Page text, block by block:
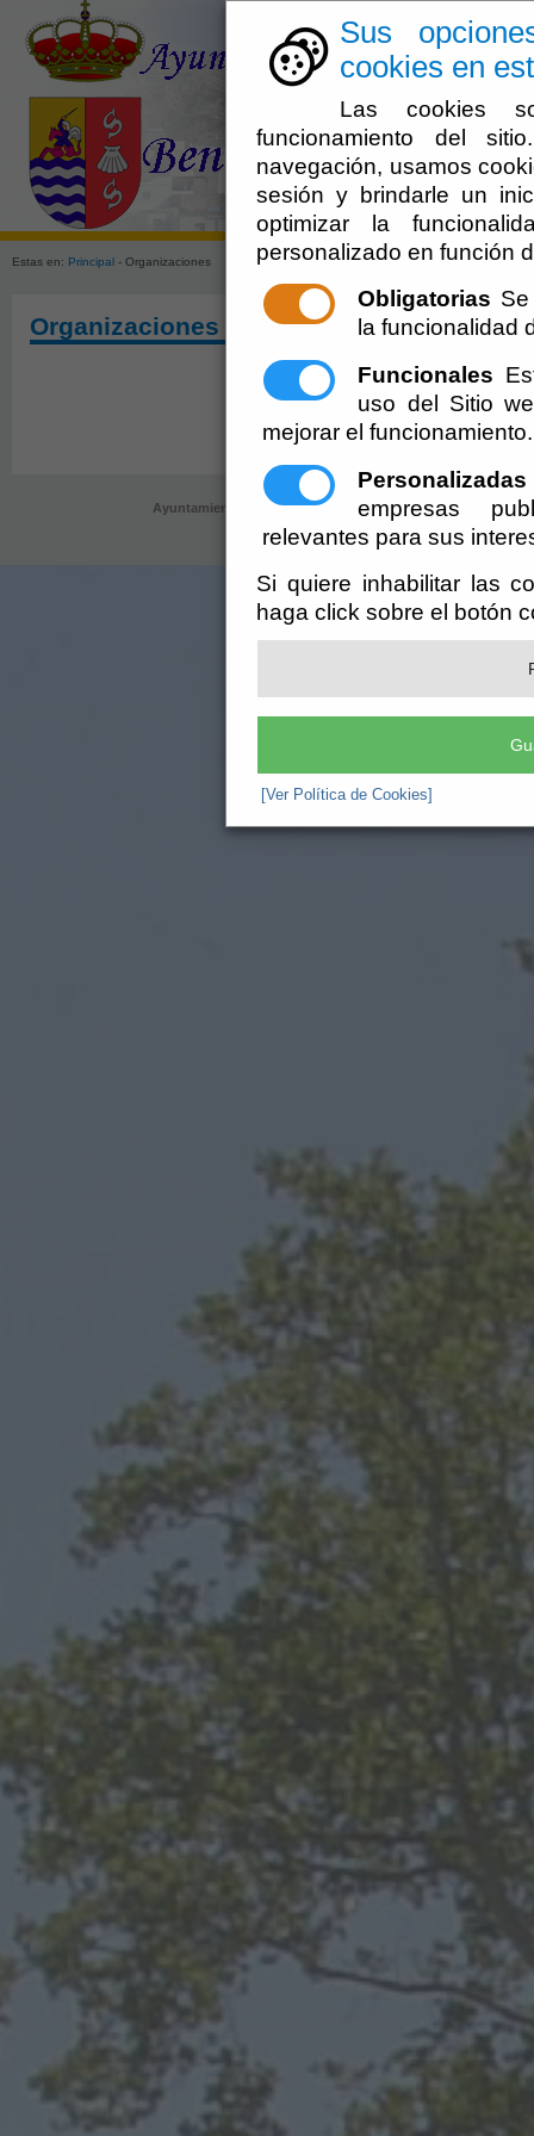
Sus
cookies en
Las cookies
funcionamiento del
navegación, usamos
sesión y brindarle un
optimizar la
personalizado en función
Obligatorias
la funcionalidad
Funcionales
uso del Sitio
mejorar el funcionamiento.
Personalizadas
empresas
relevantes para sus
Si quiere inhabilitar las
haga click sobre el botón
[Ver Política de Cookies]
El
Estas en: Principal - Organizaciones
Organizaciones
Ayuntamiento de Bentarique (P-0402800-G)- AyuntamPlaza
ayuntamiento@bentarique.es
- Aviso